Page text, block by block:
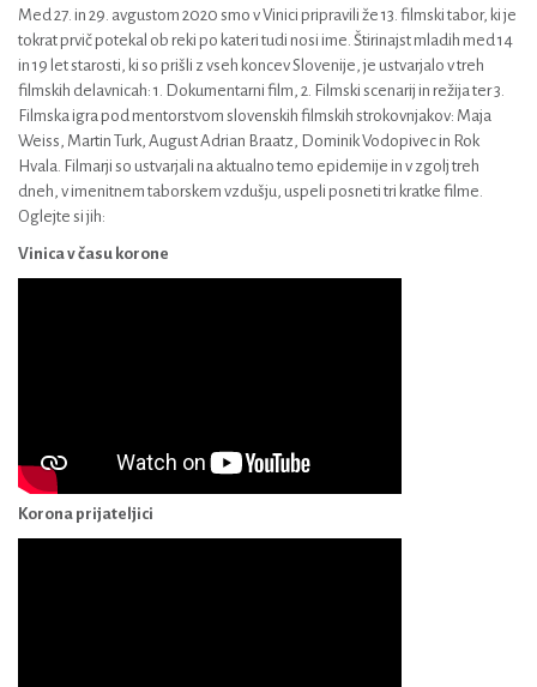
Med 27. in 29. avgustom 2020 smo v Vinici pripravili že 13. filmski tabor, ki je
tokrat prvič potekal ob reki po kateri tudi nosi ime. Štirinajst mladih med 14
in 19 let starosti, ki so prišli z vseh koncev Slovenije, je ustvarjalo v treh
filmskih delavnicah: 1. Dokumentarni film, 2. Filmski scenarij in režija ter 3.
Filmska igra pod mentorstvom slovenskih filmskih strokovnjakov: Maja
Weiss, Martin Turk, August Adrian Braatz, Dominik Vodopivec in Rok
Hvala. Filmarji so ustvarjali na aktualno temo epidemije in v zgolj treh
dneh, v imenitnem taborskem vzdušju, uspeli posneti tri kratke filme.
Oglejte si jih:
Vinica v času korone
Korona prijateljici